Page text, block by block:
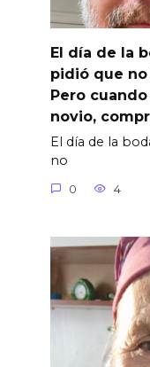
El día de la
pidió que no
Pero
novio,
El día de la
no
0 4